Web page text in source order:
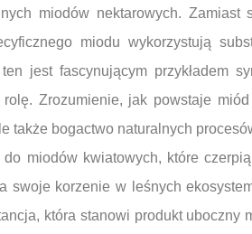
miodów nektarowych. Zamiast
miodu wykorzystują
jest fascynującym przykładem
Zrozumienie, jak powstaje
także bogactwo naturalnych
miodów kwiatowych, które
swoje korzenie w leśnych
która stanowi produkt uboczny